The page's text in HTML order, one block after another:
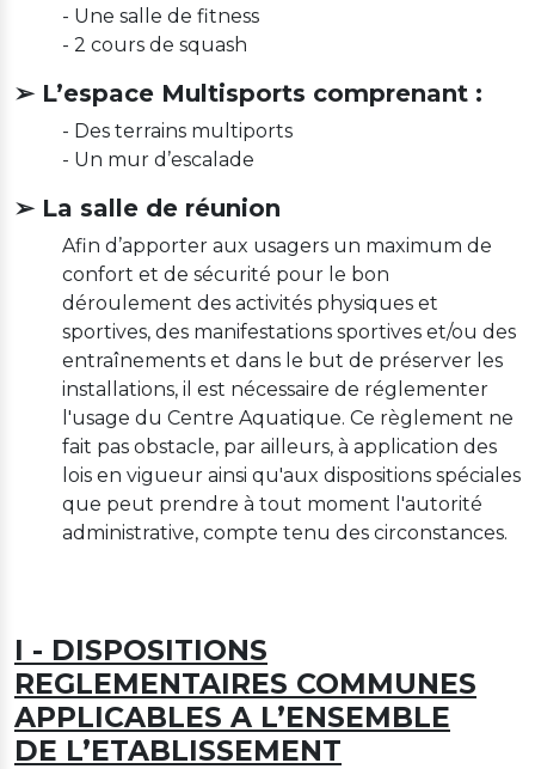
- Une salle de fitness
- 2 cours de squash
➢ L’espace Multisports comprenant :
- Des terrains multiports
- Un mur d’escalade
➢ La salle de réunion
Afin d’apporter aux usagers un maximum de
confort et de sécurité pour le bon
déroulement des activités physiques et
sportives, des manifestations sportives et/ou des
entraînements et dans le but de préserver les
installations, il est nécessaire de réglementer
l'usage du Centre Aquatique. Ce règlement ne
fait pas obstacle, par ailleurs, à application des
lois en vigueur ainsi qu'aux dispositions spéciales
que peut prendre à tout moment l'autorité
administrative, compte tenu des circonstances.
I - DISPOSITIONS
REGLEMENTAIRES COMMUNES
APPLICABLES A L’ENSEMBLE
DE L’ETABLISSEMENT